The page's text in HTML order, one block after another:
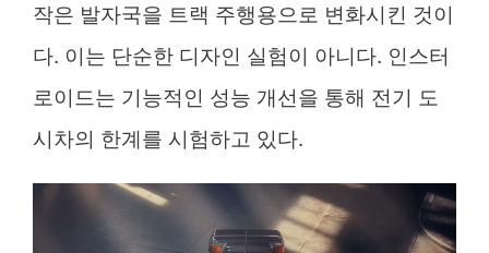
작은 발자국을 트랙 주행용으로 변화시킨 것이
다. 이는 단순한 디자인 실험이 아니다. 인스터
로이드는 기능적인 성능 개선을 통해 전기 도
시차의 한계를 시험하고 있다.